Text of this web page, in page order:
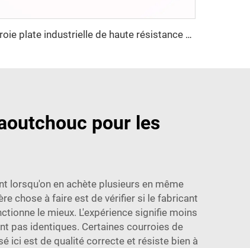
Courroie plate industrielle de haute résistance à la traction, personnalisable, courroie de transmission en nylon OEM pour l'industrie textile
pour les
lorsqu'on en achète plusieurs en même
chose à faire est de vérifier si le fabricant
le mieux. L'expérience signifie moins
pas identiques. Certaines courroies de
ici est de qualité correcte et résiste bien à